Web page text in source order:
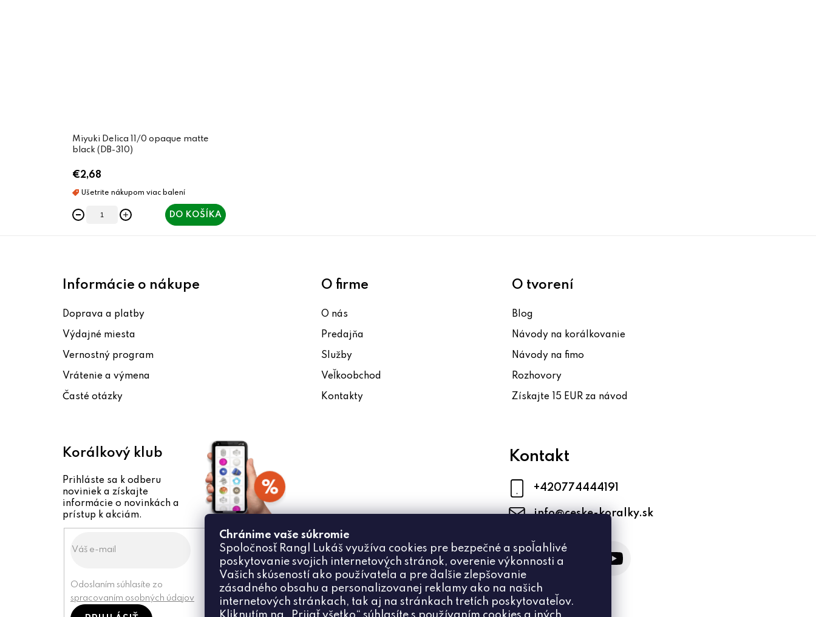
Chránime vaše súkromie
Spoločnosť Rangl Lukáš využíva cookies pre bezpečné a spoľahlivé
poskytovanie svojich internetových stránok, overenie výkonnosti a
Vašich skúseností ako používateľa a pre ďalšie zlepšovanie
zásadného obsahu a personalizovanej reklamy ako na našich
internetových stránkach, tak aj na stránkach tretích poskytovateľov.
Miyuki Delica 11/0 opaque matte
black (DB-310)
€2,68
DO KOŠÍKA
Informácie o nákupe
Doprava a platby
Výdajné miesta
Vernostný program
Vrátenie a výmena
Časté otázky
O firme
O nás
Predajňa
Služby
Veľkoobchod
Kontakty
O tvorení
Blog
Návody na korálkovanie
Návody na fimo
Rozhovory
Získajte 15 EUR za návod
Korálkový klub
Prihláste sa k odberu
noviniek a získajte
informácie o novinkách a
prístup k akciám.
Odoslaním súhlasíte zo
spracovaním osobných údajov
Kontakt
info@ceske-koralky.sk
+420774444191